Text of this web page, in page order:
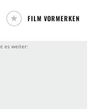
Reise nach Genf wird
zu Hause das
Klarer Fall, daß Tim,
Professor
FILM VORMERKEN